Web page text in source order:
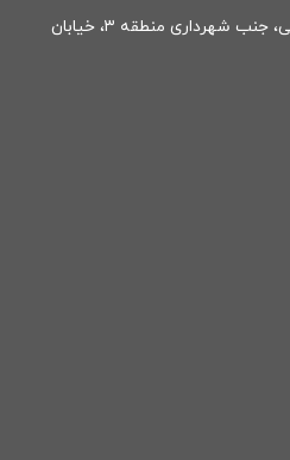
نشانی: تهران، خیابان دکتر شریعتی، جنب شهرداری منطقه ۳، خیابان